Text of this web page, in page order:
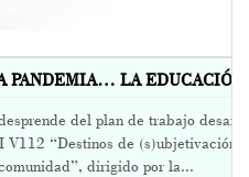
PANDEMIA… LA
del plan de trabajo
V112 “Destinos de (s)ubjetivación
dirigido por la...